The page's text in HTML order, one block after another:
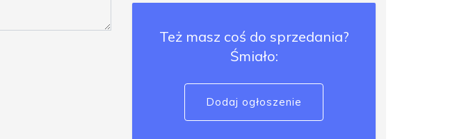
Też masz coś do sprzedania?
Śmiało:
Dodaj ogłoszenie